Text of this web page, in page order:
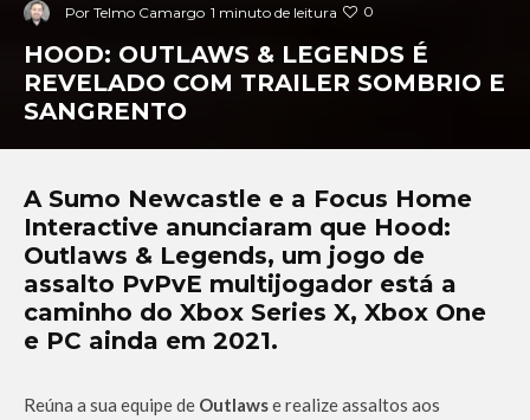
Por Telmo Camargo 1 minuto de leitura 0
HOOD: OUTLAWS & LEGENDS É
REVELADO COM TRAILER SOMBRIO E
SANGRENTO
A Sumo Newcastle e a Focus Home
Interactive anunciaram que Hood:
Outlaws & Legends, um jogo de
assalto PvPvE multijogador está a
caminho do Xbox Series X, Xbox One
e PC ainda em 2021.
Reúna a sua equipe de Outlawse realize assaltos aos